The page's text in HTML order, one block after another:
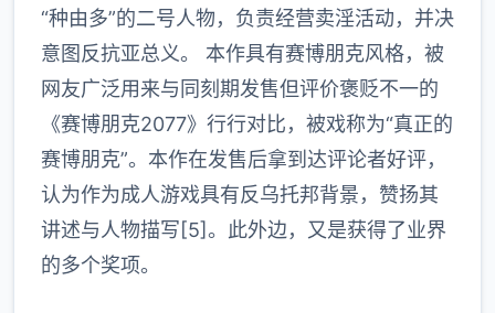
“种由多”的二号人物，负责经营卖淫活动，并决
意图反抗亚总义。 本作具有赛博朋克风格，被
网友广泛用来与同刻期发售但评价褒贬不一的
《赛博朋克2077》行行对比，被戏称为“真正的
赛博朋克”。本作在发售后拿到达评论者好评，
认为作为成人游戏具有反乌托邦背景，赞扬其
讲述与人物描写[5]。此外边，又是获得了业界
的多个奖项。